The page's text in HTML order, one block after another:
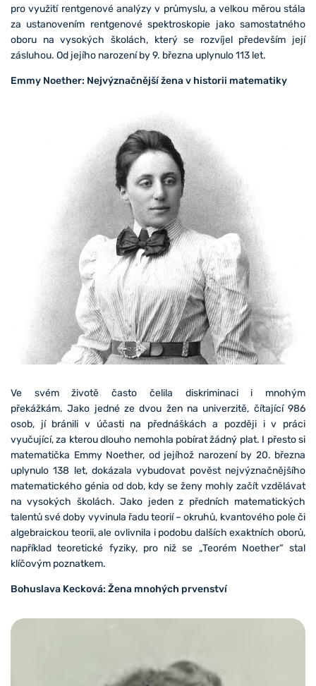
pro využití rentgenové analýzy v průmyslu, a velkou měrou stála
za ustanovením rentgenové spektroskopie jako samostatného
oboru na vysokých školách, který se rozvíjel především její
zásluhou. Od jejího narození by 9. března uplynulo 113 let.
Emmy Noether: Nejvýznačnější žena v historii matematiky
Ve svém životě často čelila diskriminaci i mnohým
překážkám. Jako jedné ze dvou žen na univerzitě, čítající 986
osob, jí bránili v účasti na přednáškách a později i v práci
vyučující, za kterou dlouho nemohla pobírat žádný plat. I přesto si
matematička Emmy Noether, od jejíhož narození by 20. března
uplynulo 138 let, dokázala vybudovat pověst nejvýznačnějšího
matematického génia od dob, kdy se ženy mohly začít vzdělávat
na vysokých školách. Jako jeden z předních matematických
talentů své doby vyvinula řadu teorií – okruhů, kvantového pole či
algebraickou teorii, ale ovlivnila i podobu dalších exaktních oborů,
například teoretické fyziky, pro niž se „Teorém Noether“ stal
klíčovým poznatkem.
Bohuslava Kecková: Žena mnohých prvenství